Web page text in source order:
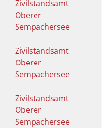
Zivilstandsamt
Oberer
Sempachersee
Zivilstandsamt
Oberer
Sempachersee
Zivilstandsamt
Oberer
Sempachersee